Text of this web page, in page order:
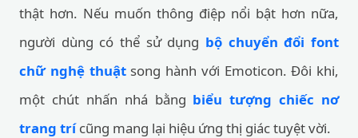
thật hơn. Nếu muốn thông điệp nổi bật hơn nữa,
người dùng có thể sử dụng bộ chuyển đổi font
chữ nghệ thuậtsong hành với Emoticon. Đôi khi,
một chút nhấn nhá bằng biểu tượng chiếc nơ
trang trícũng mang lại hiệu ứng thị giác tuyệt vời.